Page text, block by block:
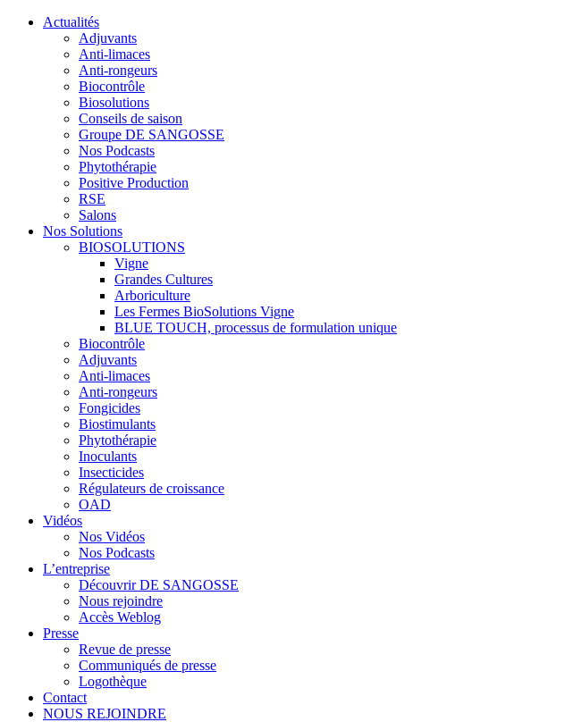
Actualités
Adjuvants
Anti-limaces
Anti-rongeurs
Biocontrôle
Biosolutions
Conseils de saison
Groupe DE SANGOSSE
Nos Podcasts
Phytothérapie
Positive Production
RSE
Salons
Nos Solutions
BIOSOLUTIONS
Vigne
Grandes Cultures
Arboriculture
Les Fermes BioSolutions Vigne
BLUE TOUCH, processus de formulation unique
Biocontrôle
Adjuvants
Anti-limaces
Anti-rongeurs
Fongicides
Biostimulants
Phytothérapie
Inoculants
Insecticides
Régulateurs de croissance
OAD
Vidéos
Nos Vidéos
Nos Podcasts
L’entreprise
Découvrir DE SANGOSSE
Nous rejoindre
Accès Weblog
Presse
Revue de presse
Communiqués de presse
Logothèque
Contact
NOUS REJOINDRE